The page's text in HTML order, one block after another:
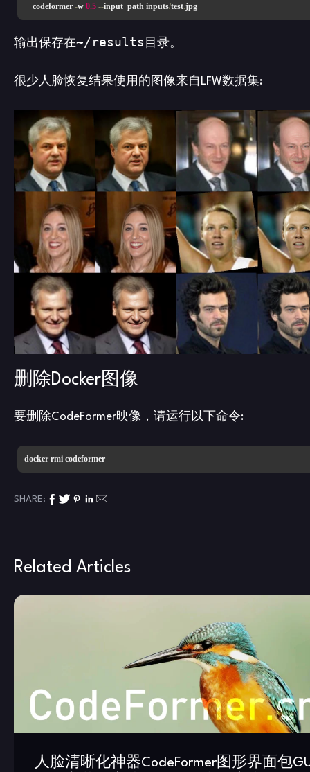
    codeformer
-w 0.5 --input_path inputs/test.jpg
输出保存在~/results 目录。
很少人脸恢复结果使用的图像来自 LFW数据集:
删除Docker图像
要删除CodeFormer映像，请运行以下命令:
docker rmi codeformer
SHARE:
Related Articles
人脸清晰化神器CodeFormer图形界面包